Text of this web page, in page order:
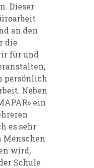
Dieser
an den
die
für und
persönlich
Neben
ein
es sehr
Menschen
wird,
Schule